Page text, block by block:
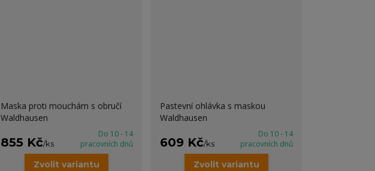
Maska proti mouchám s obručí
Waldhausen
855 Kč/ks
Do 10 - 14
pracovních dnů
Zvolit variantu
Pastevní ohlávka s maskou
Waldhausen
609 Kč/ks
Do 10 - 14
pracovních dnů
Zvolit variantu